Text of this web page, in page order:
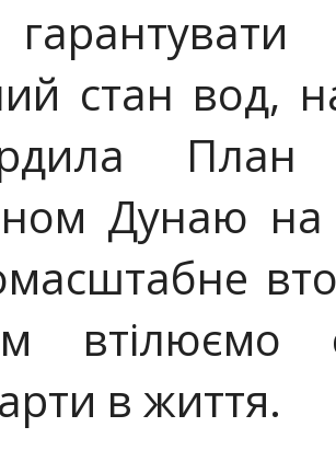
стан вод,
План
Дунаю
втілюємо
в життя.